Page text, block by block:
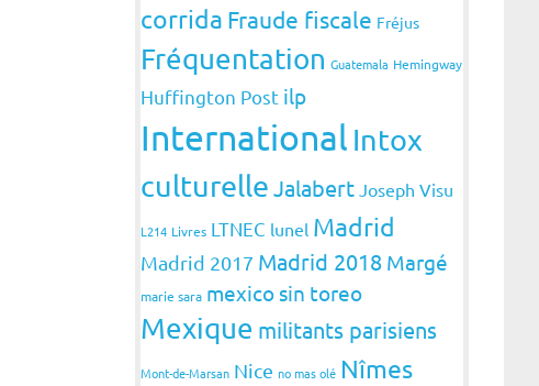
corrida Fraude fiscale Fréjus
Fréquentation Guatemala Hemingway
Huffington Post ilp
International Intox
culturelle Jalabert Joseph Visu
L214 Livres LTNEC lunel Madrid
Madrid 2017 Madrid 2018 Margé
marie sara mexico sin toreo
Mexique militants parisiens
Mont-de-Marsan Nice no mas olé Nîmes